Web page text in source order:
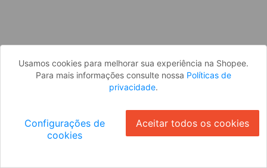
Usamos cookies para melhorar sua experiência na Shopee.
Para mais informações consulte nossa Políticas de
privacidade.
Configurações de
cookies
Aceitar todos os cookies